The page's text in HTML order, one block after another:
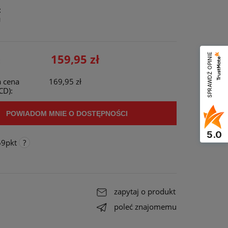
159,95 zł
cena
169,95 zł
POWIADOM MNIE O DOSTĘPNOŚCI
pkt
do
zapytaj o produkt
poleć znajomemu
SPRAWDŹ OPINIE
5.0